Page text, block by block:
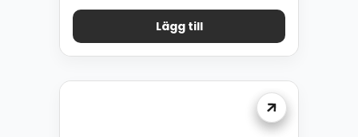
Lägg till